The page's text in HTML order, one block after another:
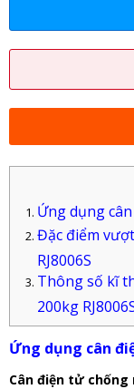
Ứng dụng
Đặc điểm
RJ8006S
Thông số kĩ
200kg
Ứng dụng cân
Cân điện tử chống